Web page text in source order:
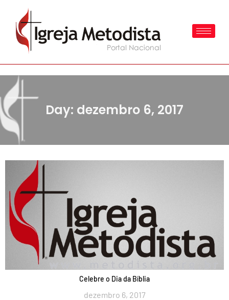
Day: dezembro 6, 2017
Celebre o Dia da Bíblia
dezembro 6, 2017